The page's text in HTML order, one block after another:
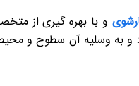
و با بهره گیری از
و به وسلیه آن سطوح و